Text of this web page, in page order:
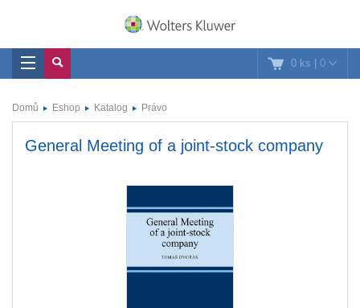
0 ks | 0
Domů Eshop Katalog Právo
General Meeting of a joint-stock company